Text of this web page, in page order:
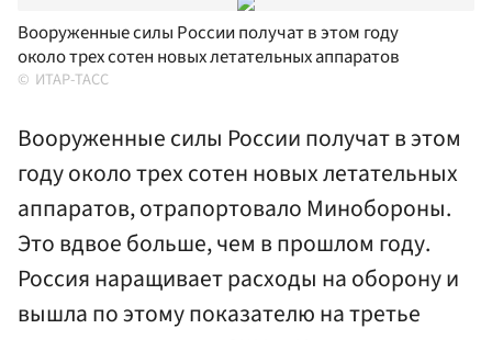
Вооруженные силы России получат в этом году
около трех сотен новых летательных аппаратов
ИТАР-ТАСС
Вооруженные силы России получат в этом
году около трех сотен новых летательных
аппаратов, отрапортовало Минобороны.
Это вдвое больше, чем в прошлом году.
Россия наращивает расходы на оборону и
вышла по этому показателю на третье